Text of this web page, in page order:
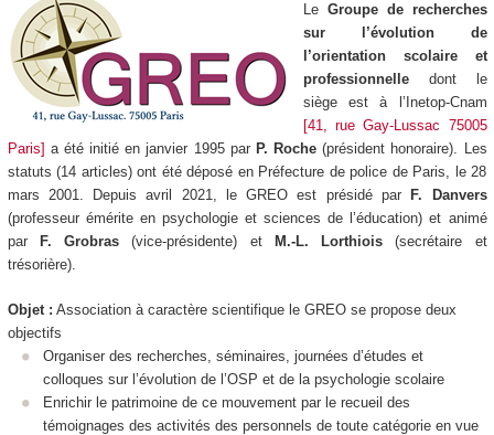
Le Groupe de recherches
sur l’évolution de
l’orientation scolaire et
professionnelle dont le
siège est à l’Inetop-Cnam
[41, rue Gay-Lussac 75005
Paris] a été initié en janvier 1995 par P. Roche (président honoraire). Les
statuts (14 articles) ont été déposé en Préfecture de police de Paris, le 28
mars 2001. Depuis avril 2021, le GREO est présidé parF. Danvers
(professeur émérite en psychologie et sciences de l’éducation) et animé
par
F. Grobras (vice-présidente) et M.-L. Lorthiois(secrétaire et
trésorière).
Objet : Association à caractère scientifique le GREO se propose deux
objectifs
Organiser des recherches, séminaires, journées d’études et
colloques sur l’évolution de l’OSP et de la psychologie scolaire
Enrichir le patrimoine de ce mouvement par le recueil des
témoignages des activités des personnels de toute catégorie en vue